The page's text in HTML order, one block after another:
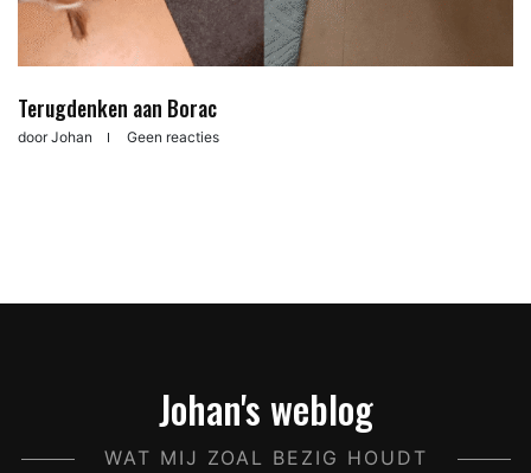
Terugdenken aan Borac
doorJohan Geen reacties
Johan's weblog
WAT MIJ ZOAL BEZIG HOUDT